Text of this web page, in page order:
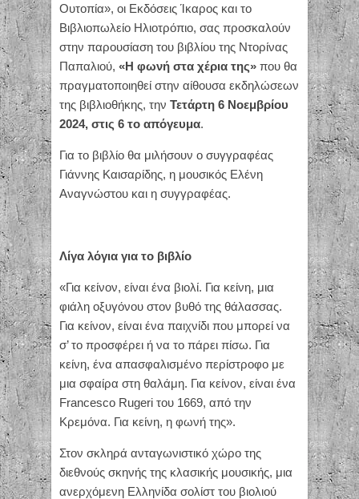
Ουτοπία», οι Εκδόσεις Ίκαρος και το
Βιβλιοπωλείο Ηλιοτρόπιο, σας προσκαλούν
στην παρουσίαση του βιβλίου της Ντορίνας
Παπαλιού, «Η φωνή στα χέρια της» που θα
πραγματοποιηθεί στην αίθουσα εκδηλώσεων
της βιβλιοθήκης, την Τετάρτη 6 Νοεμβρίου
2024, στις 6 το απόγευμα.
Για το βιβλίο θα μιλήσουν ο συγγραφέας
Γιάννης Καισαρίδης, η μουσικός Ελένη
Αναγνώστου και η συγγραφέας.
Λίγα λόγια για το βιβλίο
«Για κείνον, είναι ένα βιολί. Για κείνη, μια
φιάλη οξυγόνου στον βυθό της θάλασσας.
Για κείνον, είναι ένα παιχνίδι που μπορεί να
σ’ το προσφέρει ή να το πάρει πίσω. Για
κείνη, ένα απασφαλισμένο περίστροφο με
μια σφαίρα στη θαλάμη. Για κείνον, είναι ένα
Francesco Rugeri του 1669, από την
Κρεμόνα. Για κείνη, η φωνή της».
Στον σκληρά ανταγωνιστικό χώρο της
διεθνούς σκηνής της κλασικής μουσικής, μια
ανερχόμενη Ελληνίδα σολίστ του βιολιού